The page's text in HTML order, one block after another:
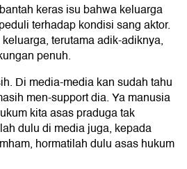
keras isu bahwa keluarga
terhadap kondisi sang aktor.
terutama adik-adiknya,
penuh.
Di media-media kan sudah tahu
men-support dia. Ya manusia
kita asas praduga tak
dulu di media juga, kepada
hormatilah dulu asas hukum